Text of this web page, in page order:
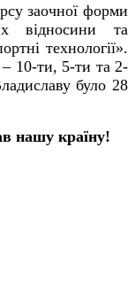
заочної форми
відносини та
технології».
– 10-ти, 5-ти та 2-
було 28
нашу країну!